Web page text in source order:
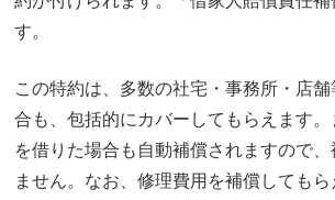
す。
この特約は、多数の社宅・事務所・店
合も、包括的にカバーしてもらえます
を借りた場合も自動補償されますので、
ません。なお、修理費用を補償しても